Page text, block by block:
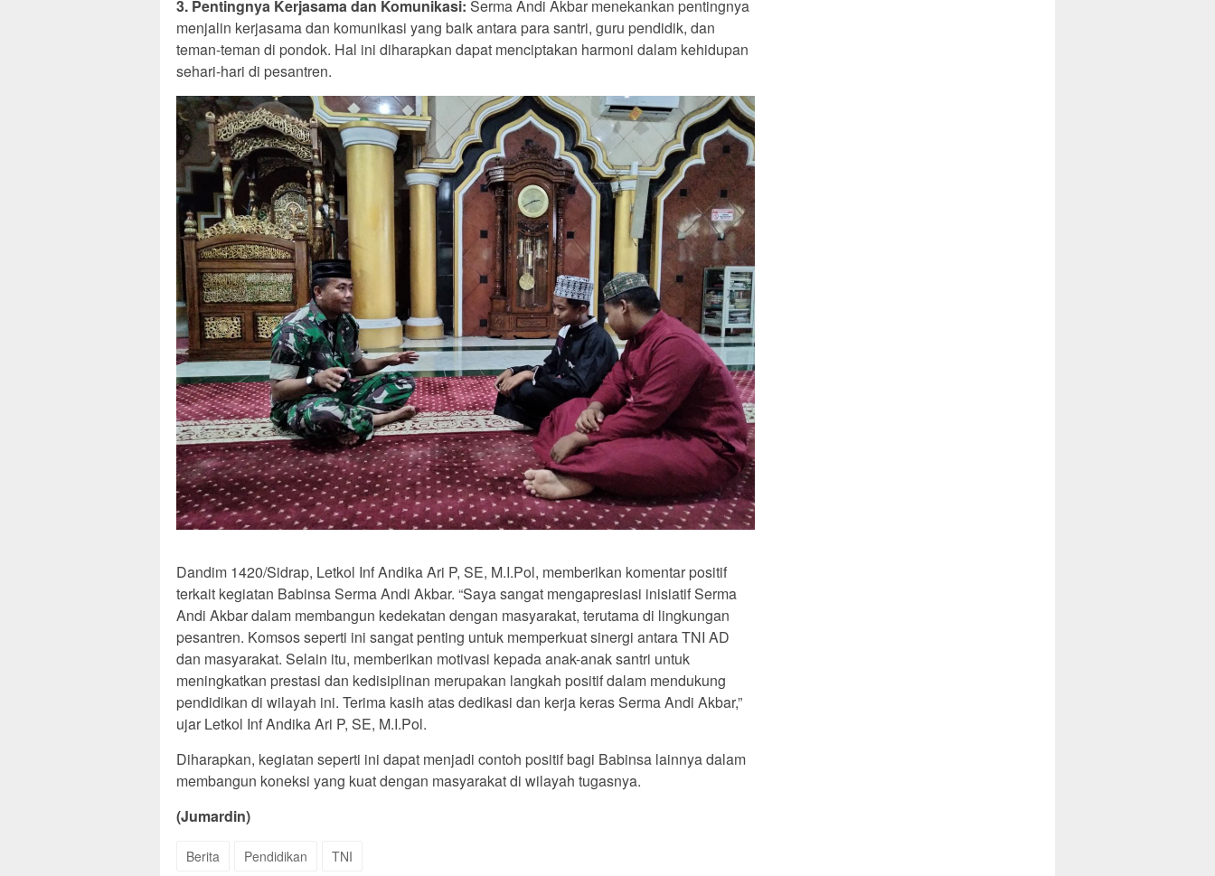
3. Pentingnya Kerjasama dan Komunikasi: Serma Andi Akbar menekankan pentingnya
menjalin kerjasama dan komunikasi yang baik antara para santri, guru pendidik, dan
teman-teman di pondok. Hal ini diharapkan dapat menciptakan harmoni dalam kehidupan
sehari-hari di pesantren.
Dandim 1420/Sidrap, Letkol Inf Andika Ari P, SE, M.I.Pol, memberikan komentar positif
terkait kegiatan Babinsa Serma Andi Akbar. “Saya sangat mengapresiasi inisiatif Serma
Andi Akbar dalam membangun kedekatan dengan masyarakat, terutama di lingkungan
pesantren. Komsos seperti ini sangat penting untuk memperkuat sinergi antara TNI AD
dan masyarakat. Selain itu, memberikan motivasi kepada anak-anak santri untuk
meningkatkan prestasi dan kedisiplinan merupakan langkah positif dalam mendukung
pendidikan di wilayah ini. Terima kasih atas dedikasi dan kerja keras Serma Andi Akbar,”
ujar Letkol Inf Andika Ari P, SE, M.I.Pol.
Diharapkan, kegiatan seperti ini dapat menjadi contoh positif bagi Babinsa lainnya dalam
membangun koneksi yang kuat dengan masyarakat di wilayah tugasnya.
(Jumardin)
Berita Pendidikan TNI